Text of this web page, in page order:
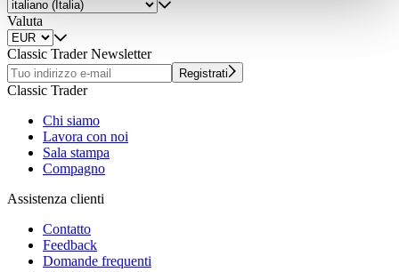
weiteren Daten zusammen, die Sie ihnen bereitgestellt
haben oder die sie im Rahmen Ihrer Nutzung der Dienste
gesammelt haben.Datenschutzerklärung
Valuta
Classic Trader Newsletter
Registrati
Classic Trader
Chi siamo
Lavora con noi
Sala stampa
Compagno
Assistenza clienti
Contatto
Feedback
Domande frequenti